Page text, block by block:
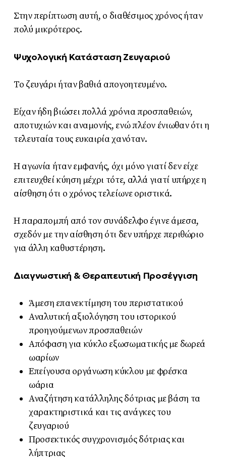
Στην περίπτωση αυτή, ο διαθέσιμος χρόνος ήταν
πολύ μικρότερος.
Ψυχολογική Κατάσταση Ζευγαριού
Το ζευγάρι ήταν βαθιά απογοητευμένο.
Είχαν ήδη βιώσει πολλά χρόνια προσπαθειών,
αποτυχιών και αναμονής, ενώ πλέον ένιωθαν ότι η
τελευταία τους ευκαιρία χανόταν.
Η αγωνία ήταν εμφανής, όχι μόνο γιατί δεν είχε
επιτευχθεί κύηση μέχρι τότε, αλλά γιατί υπήρχε η
αίσθηση ότι ο χρόνος τελείωνε οριστικά.
Η παραπομπή από τον συνάδελφο έγινε άμεσα,
σχεδόν με την αίσθηση ότι δεν υπήρχε περιθώριο
για άλλη καθυστέρηση.
Διαγνωστική & Θεραπευτική Προσέγγιση
Άμεση επανεκτίμηση του περιστατικού
Αναλυτική αξιολόγηση του ιστορικού
προηγούμενων προσπαθειών
Απόφαση για κύκλο εξωσωματικής με δωρεά
ωαρίων
Επείγουσα οργάνωση κύκλου με φρέσκα
ωάρια
Αναζήτηση κατάλληλης δότριας με βάση τα
χαρακτηριστικά και τις ανάγκες του
ζευγαριού
Προσεκτικός συγχρονισμός δότριας και
λήπτριας